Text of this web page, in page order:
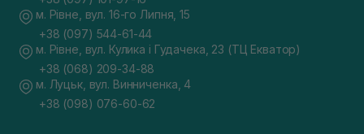
м. Рівне, вул. 16-го Липня, 15
+38 (097) 544-61-44
м. Рівне, вул. Кулика і Гудачека, 23 (ТЦ Екватор)
+38 (068) 209-34-88
м. Луцьк, вул. Винниченка, 4
+38 (098) 076-60-62